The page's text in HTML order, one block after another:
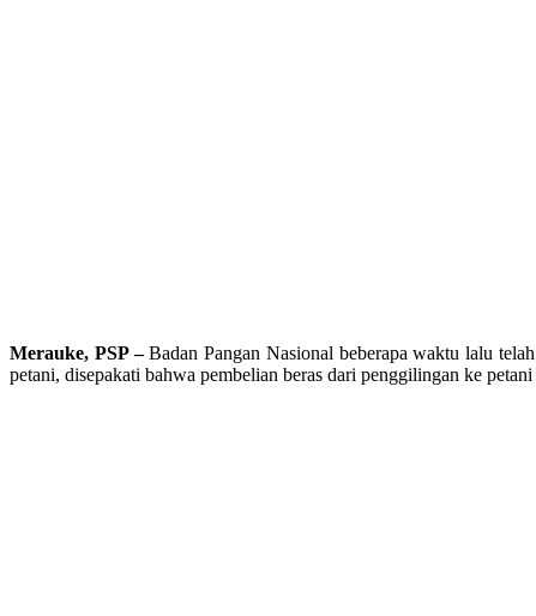
Merauke, PSP –Badan Pangan Nasional beberapa waktu lalu
petani, disepakati bahwa pembelian beras dari penggilingan ke